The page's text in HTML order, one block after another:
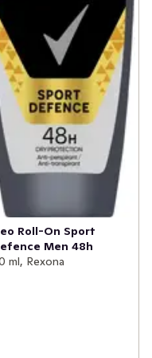
Invisible Ice
fräsch deodorant för
effektivt skydd mot
skyddar kläderna från
kommer du att
hela dagen, och dina
som du är. Tack
ger Rexona Invisible
timme. Ju mer du
Så använd en
som lever
i berg, springer
för kollegor eller går
ger dig en
bästa skyddet mot
kan du röra dig och
i alla
jämnt på huden
Roll-On Sport
Men 48h
ml, Rexona